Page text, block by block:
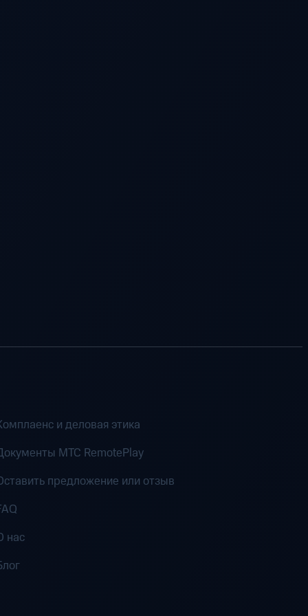
и деловая этика
MTC RemotePlay
предложение или отзыв
нас